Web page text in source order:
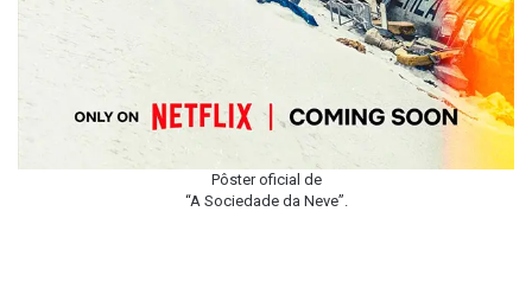
Pôster oficial de
“A Sociedade da Neve”.